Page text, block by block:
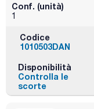
Conf. (unità)
1
Codice
1010503DAN
Disponibilità
Controlla le
scorte